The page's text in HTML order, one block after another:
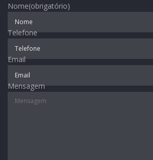
Nome(obrigatório)
Telefone
Email
Mensagem